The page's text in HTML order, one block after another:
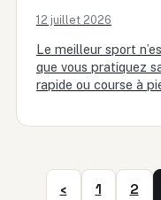
12 juillet 2026
Le meilleur sport
que vous pratiquez
rapide ou course à
‹ 1 2